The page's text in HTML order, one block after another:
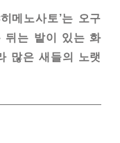
메노사토’는 오구
뒤는 밭이 있는 화
많은 새들의 노랫